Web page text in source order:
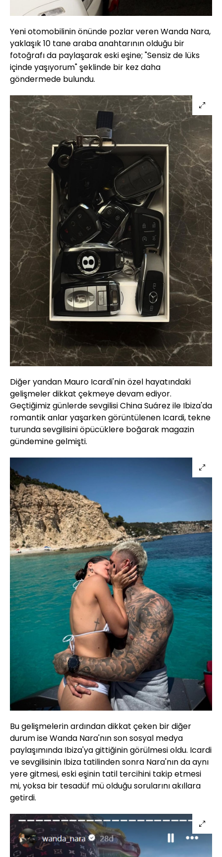
Yeni otomobilinin önünde pozlar veren Wanda Nara,
yaklaşık 10 tane araba anahtarının olduğu bir
fotoğrafı da paylaşarak eski eşine; "Sensiz de lüks
içinde yaşıyorum" şeklinde bir kez daha
göndermede bulundu.
Diğer yandan Mauro Icardi'nin özel hayatındaki
gelişmeler dikkat çekmeye devam ediyor.
Geçtiğimiz günlerde sevgilisi China Suárez ile Ibiza'da
romantik anlar yaşarken görüntülenen Icardi, tekne
turunda sevgilisini öpücüklere boğarak magazin
gündemine gelmişti.
Bu gelişmelerin ardından dikkat çeken bir diğer
durum ise Wanda Nara'nın son sosyal medya
paylaşımında Ibiza'ya gittiğinin görülmesi oldu. Icardi
ve sevgilisinin Ibiza tatilinden sonra Nara'nın da aynı
yere gitmesi, eski eşinin tatil tercihini takip etmesi
mi, yoksa bir tesadüf mü olduğu sorularını akıllara
getirdi.